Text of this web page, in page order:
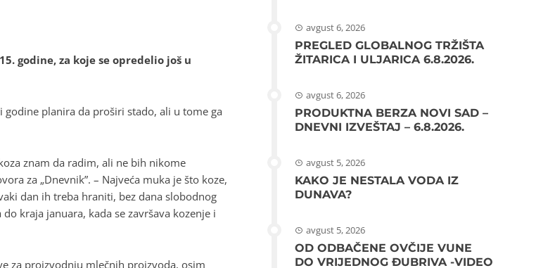
godine, za koje se opredelio još u
godine planira da proširi stado, ali u tome ga
znam da radim, ali ne bih nikome
za „Dnevnik”. – Najveća muka je što koze,
dan ih treba hraniti, bez dana slobodnog
kraja januara, kada se završava kozenje i
za proizvodnju mlečnih proizvoda, osim
avgust 6, 2026
PREGLED GLOBALNOG TRŽIŠTA
ŽITARICA I ULJARICA 6.8.2026.
avgust 6, 2026
PRODUKTNA BERZA NOVI SAD –
DNEVNI IZVEŠTAJ – 6.8.2026.
avgust 5, 2026
KAKO JE NESTALA VODA IZ
DUNAVA?
avgust 5, 2026
OD ODBAČENE OVČIJE VUNE
DO VRIJEDNOG ĐUBRIVA -VIDEO